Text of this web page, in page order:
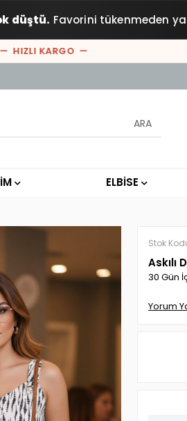
düştü. Favorini tükenmeden
KARGO —
ELBİSE
Stok
Askılı
30 Gün
Yorum